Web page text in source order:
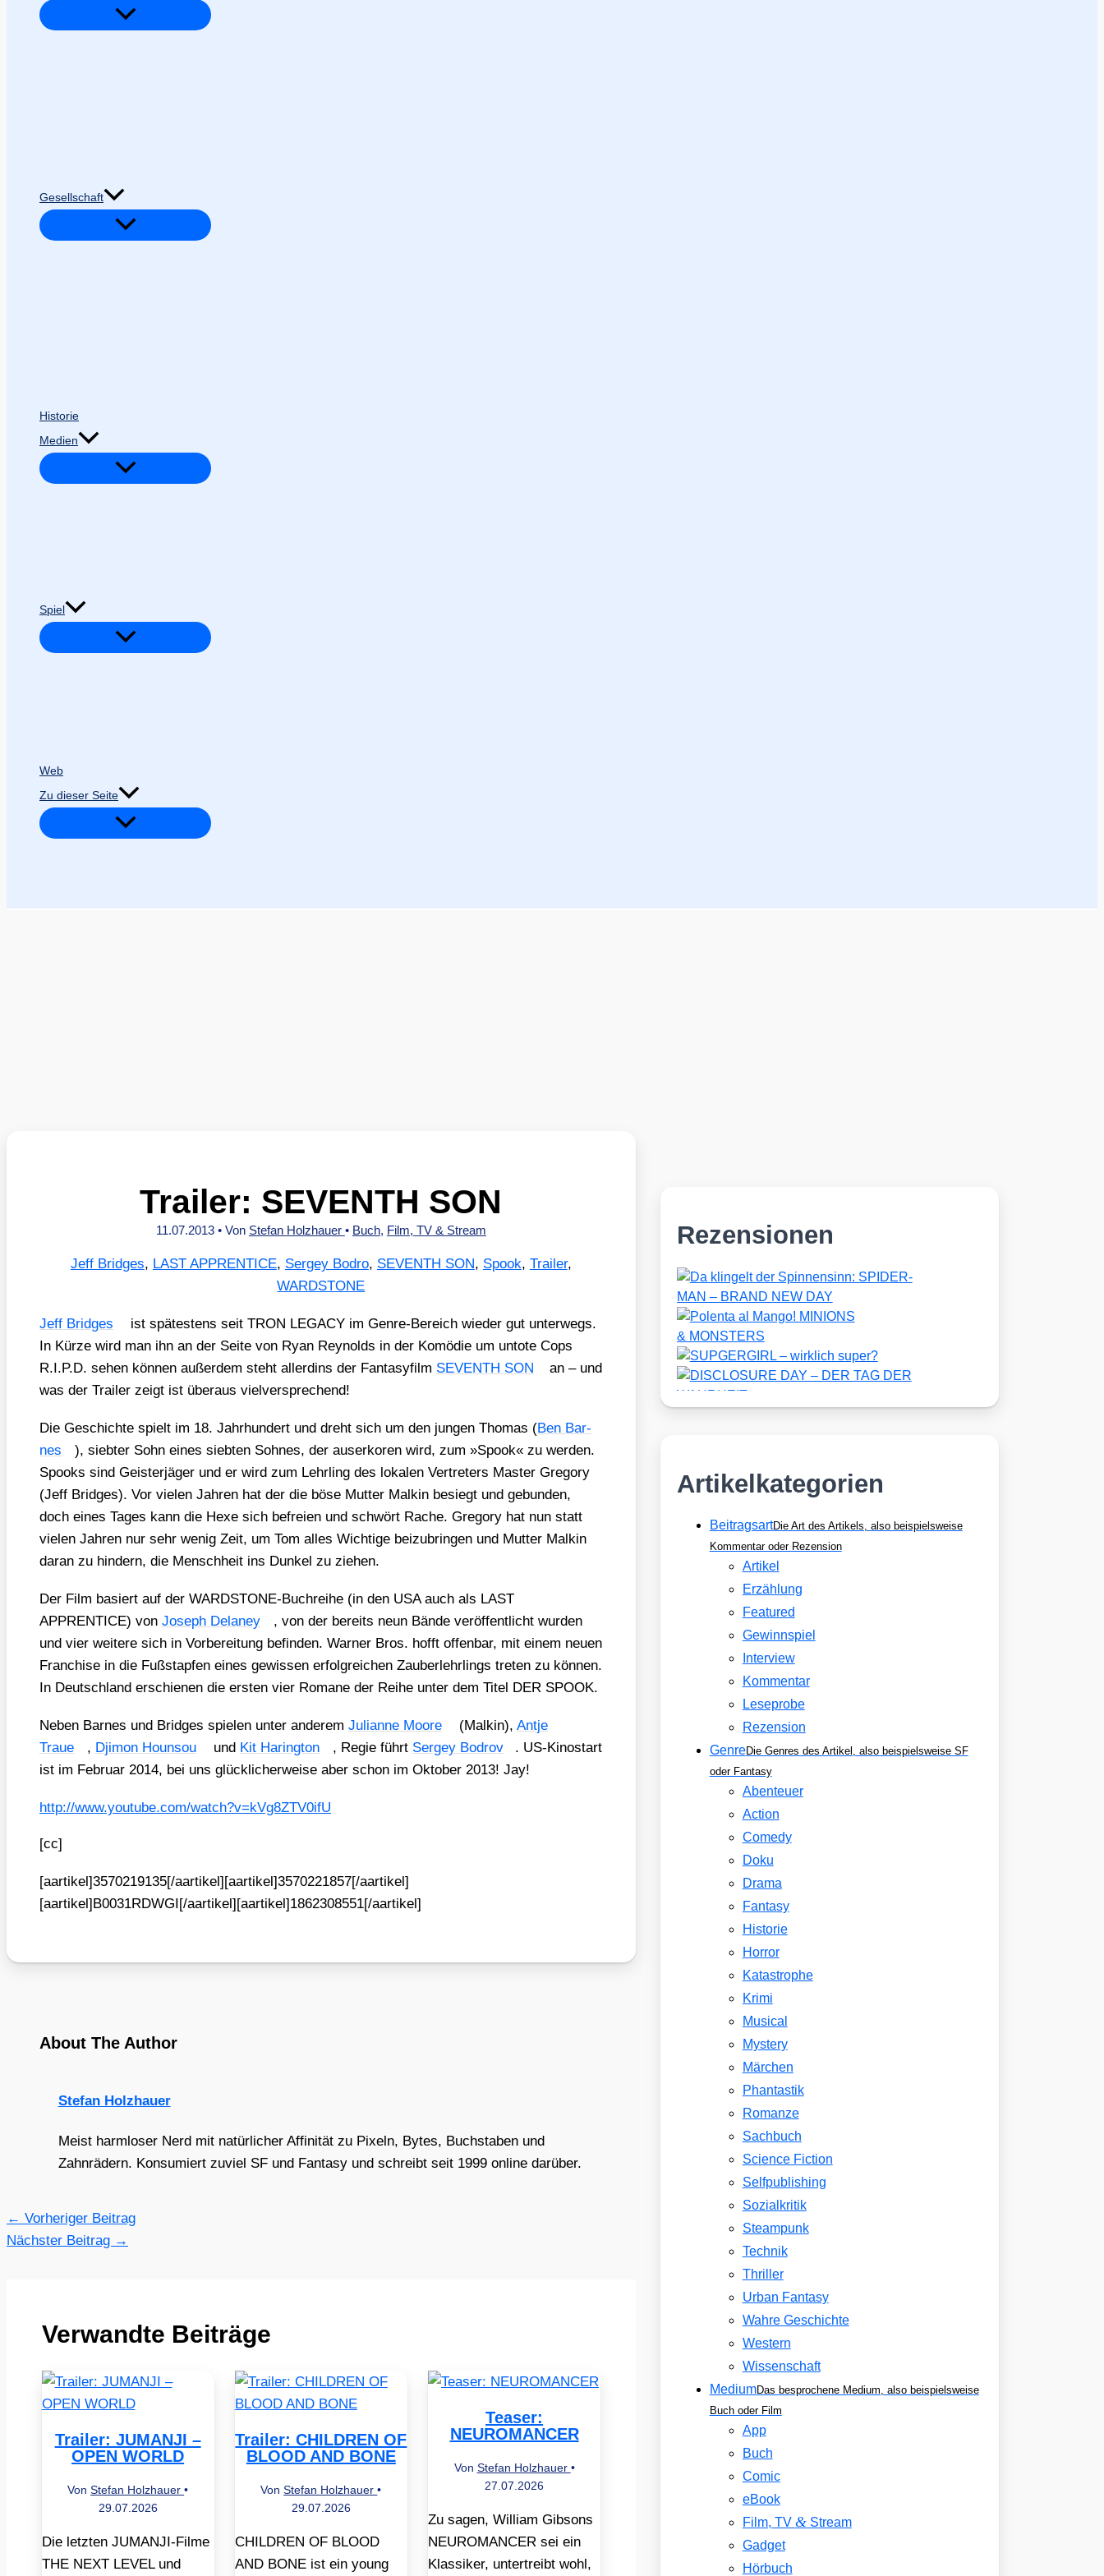
Gesellschaft
Historie
Medien
Spiel
Web
Zu dieser Seite
Trailer: SEVENTH SON
11.07.2013 • Von Stefan Holzhauer • Buch, Film, TV & Stream
Jeff Bridges, LAST APPRENTICE, Sergey Bodro, SEVENTH SON, Spook, Trailer,
WARDSTONE
Jeff Bridges
ist spä­tes­tens seit TRON LEGACY im Gen­re-Bereich wie­der gut unter­wegs.
In Kür­ze wird man ihn an der Sei­te von Ryan Rey­nolds in der Komö­die um unto­te Cops
R.I.P.D. sehen kön­nen außer­dem steht aller­d­ins der Fan­ta­sy­film SEVENTH SON
an – und
was der Trai­ler zeigt ist über­aus viel­ver­spre­chend!
Die Geschich­te spielt im 18. Jahr­hun­dert und dreht sich um den jun­gen Tho­mas (Ben Bar­
nes
), sieb­ter Sohn eines sieb­ten Soh­nes, der aus­er­ko­ren wird, zum »Spook« zu wer­den.
Spooks sind Geis­ter­jä­ger und er wird zum Lehr­ling des loka­len Ver­tre­ters Mas­ter Gre­go­ry
(Jeff Bridges). Vor vie­len Jah­ren hat der die böse Mut­ter Mal­kin besiegt und gebun­den,
doch eines Tages kann die Hexe sich befrei­en und schwört Rache. Gre­go­ry hat nun statt
vie­len Jah­ren nur sehr wenig Zeit, um Tom alles Wich­ti­ge bei­zu­brin­gen und Mut­ter Mal­kin
dar­an zu hin­dern, die Mensch­heit ins Dun­kel zu zie­hen.
Der Film basiert auf der WARD­STONE-Buch­rei­he (in den USA auch als LAST
APPRENTICE) von Joseph Delaney
, von der bereits neun Bän­de ver­öf­fent­licht wur­den
und vier wei­te­re sich in Vor­be­rei­tung befin­den. War­ner Bros. hofft offen­bar, mit einem neu­en
Fran­chise in die Fuß­stap­fen eines gewis­sen erfolg­rei­chen Zau­ber­lehr­lings tre­ten zu kön­nen.
In Deutsch­land erschie­nen die ers­ten vier Roma­ne der Rei­he unter dem Titel DER SPOOK.
Neben Bar­nes und Bridges spie­len unter ande­rem Juli­an­ne Moo­re (Mal­kin), Ant­je
Traue
, Dji­mon Houn­sou und Kit Haring­ton , Regie führt Ser­gey Bod­rov
. US-Kino­start
ist im Febru­ar 2014, bei uns glück­li­cher­wei­se aber schon im Okto­ber 2013! Jay!
http://​www​.you​tube​.com/​w​a​t​c​h​?​v​=​k​V​g​8​Z​T​V​0​ifU
[cc]
[aartikel]3570219135[/aartikel][aartikel]3570221857[/aartikel]
[aartikel]B0031RDWGI[/aartikel][aartikel]1862308551[/aartikel]
About The Author
Stefan Holzhauer
Meist harmloser Nerd mit natürlicher Affinität zu Pixeln, Bytes, Buchstaben und
Zahnrädern. Konsumiert zuviel SF und Fantasy und schreibt seit 1999 online darüber.
← Vorheriger Beitrag
Nächster Beitrag →
Verwandte Beiträge
Trailer: JUMANJI –
OPEN WORLD
VonStefan Holzhauer•
29.07.2026
Die letzten JUMANJI-Filme
THE NEXT LEVEL und
Trailer: CHILDREN OF
BLOOD AND BONE
VonStefan Holzhauer•
29.07.2026
CHILDREN OF BLOOD
AND BONE ist ein young
Teaser:
NEUROMANCER
Von Stefan Holzhauer •
27.07.2026
Zu sagen, William Gibsons
NEUROMANCER sei ein
Klassiker, untertreibt wohl,
Rezensionen
Artikelkategorien
BeitragsartDie Art des Artikels, also beispielsweise
Kommentar oder Rezension
Artikel
Erzählung
Featured
Gewinnspiel
Interview
Kommentar
Leseprobe
Rezension
GenreDie Genres des Artikel, also beispielsweise SF
oder Fantasy
Abenteuer
Action
Comedy
Doku
Drama
Fantasy
Historie
Horror
Katastrophe
Krimi
Musical
Mystery
Märchen
Phantastik
Romanze
Sachbuch
Science Fiction
Selfpublishing
Sozialkritik
Steampunk
Technik
Thriller
Urban Fantasy
Wahre Geschichte
Western
Wissenschaft
MediumDas besprochene Medium, also beispielsweise
Buch oder Film
App
Buch
Comic
eBook
Film, TV &Stream
Gadget
Hörbuch